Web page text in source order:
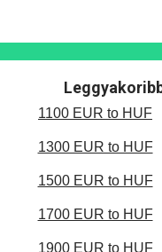
1100 EUR to HUF
1300 EUR to HUF
1500 EUR to HUF
1700 EUR to HUF
1900 EUR to HUF